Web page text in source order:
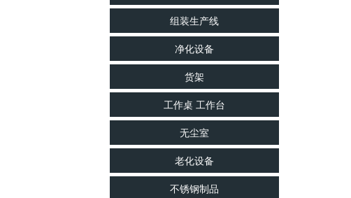
双工作室烤箱
上下工作室烤箱
电热烘箱
真空烤箱
工业烤箱
工业烘箱
喷涂、塑胶、五金、点胶、丝印烤箱
精密烤箱
防滑输送线
组装生产线
净化设备
货架
工作桌 工作台
无尘室
老化设备
不锈钢制品